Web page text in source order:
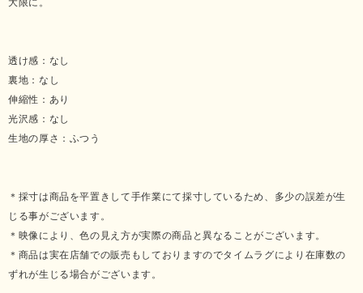
透け感：なし
裏地：なし
伸縮性：あり
光沢感：なし
生地の厚さ：ふつう
＊採寸は商品を平置きして手作業にて採寸しているため、多少の誤差が生
じる事がございます。
＊映像により、色の見え方が実際の商品と異なることがございます。
＊商品は実在店舗での販売もしておりますのでタイムラグにより在庫数の
ずれが生じる場合がございます。